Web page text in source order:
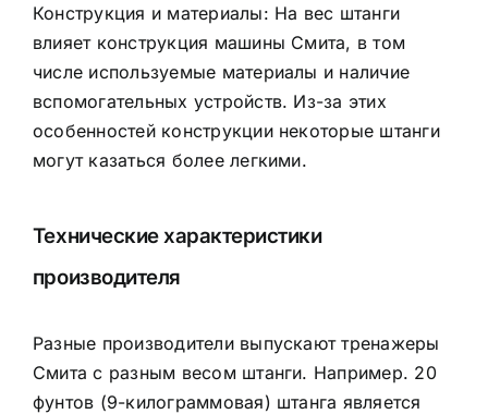
Конструкция и материалы: На вес штанги
влияет конструкция машины Смита, в том
числе используемые материалы и наличие
вспомогательных устройств. Из-за этих
особенностей конструкции некоторые штанги
могут казаться более легкими.
Технические характеристики
производителя
Разные производители выпускают тренажеры
Смита с разным весом штанги. Например. 20
фунтов (9-килограммовая) штанга является